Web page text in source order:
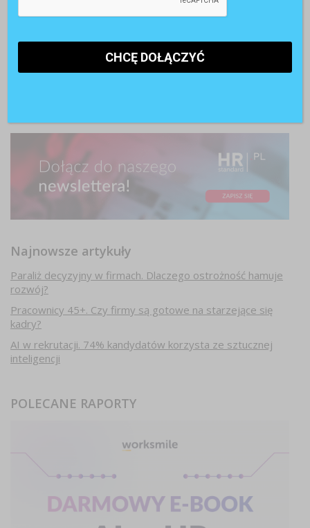
Najnowsze artykuły
Paraliż decyzyjny w firmach. Dlaczego ostrożność hamuje
rozwój?
Pracownicy 45+. Czy firmy są gotowe na starzejące się
kadry?
AI w rekrutacji. 74% kandydatów korzysta ze sztucznej
inteligencji
POLECANE RAPORTY